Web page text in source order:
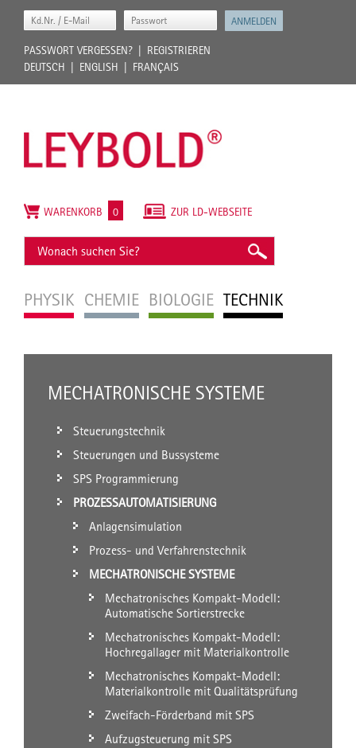
PASSWORT VERGESSEN?
REGISTRIEREN
DEUTSCH
ENGLISH FRANÇAIS
PHYSIK CHEMIE BIOLOGIE TECHNIK
ZUR LD-WEBSEITE
WARENKORB 0
MECHATRONISCHE SYSTEME
Steuerungstechnik
Steuerungen und Bussysteme
SPS Programmierung
PROZESSAUTOMATISIERUNG
Anlagensimulation
Prozess- und Verfahrenstechnik
MECHATRONISCHE SYSTEME
Mechatronisches Kompakt-Modell:
Automatische Sortierstrecke
Mechatronisches Kompakt-Modell:
Hochregallager mit Materialkontrolle
Mechatronisches Kompakt-Modell:
Materialkontrolle mit Qualitätsprüfung
Zweifach-Förderband mit SPS
Aufzugsteuerung mit SPS